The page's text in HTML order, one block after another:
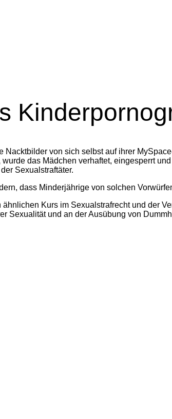
von sich selbst auf ihrer
das Mädchen verhaftet, eingesperrt
Sexualstraftäter.
dass Minderjährige von solchen
Kurs im Sexualstrafrecht und der
Sexualität und an der Ausübung von